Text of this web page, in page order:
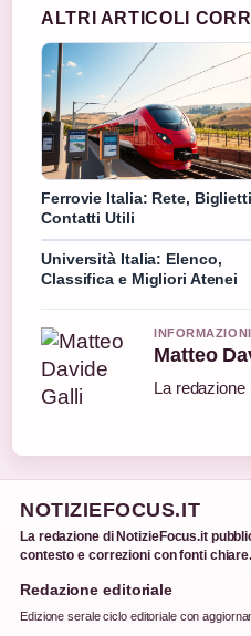
ALTRI ARTICOLI
Ferrovie Italia: Rete,
Contatti Utili
Università Italia: Elenco,
Classifica e Migliori Atenei
Matteo
La
NOTIZIEFOCUS.IT
La redazione di NotizieFocus.it
contesto e correzioni con fonti chiare.
Redazione editoriale
Edizione serale ciclo editoriale con